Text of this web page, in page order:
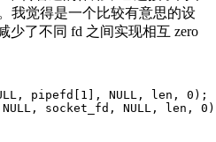
我觉得是一个比较有意思的设
少了不同 fd 之间实现相互 zero
, pipefd[ 1 ], NULL , len, 0 );
NULL , socket_fd, NULL , len, 0